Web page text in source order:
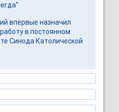
впервые назначил
в постоянном
Синода Католической